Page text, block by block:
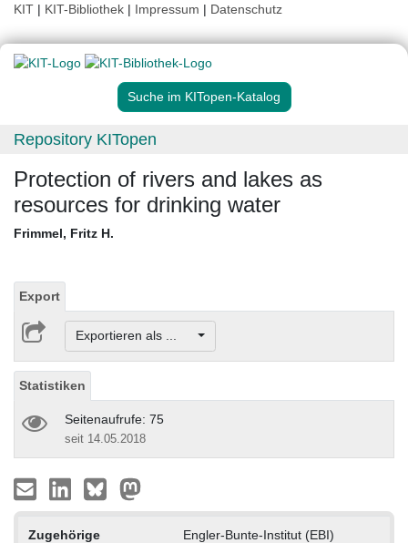
KIT | KIT-Bibliothek | Impressum | Datenschutz
Suche im KITopen-Katalog
Repository KITopen
Protection of rivers and lakes as
resources for drinking water
Frimmel, Fritz H.
Export
Exportieren als ...
Statistiken
Seitenaufrufe: 75
seit 14.05.2018
Zugehörige
Engler-Bunte-Institut (EBI)